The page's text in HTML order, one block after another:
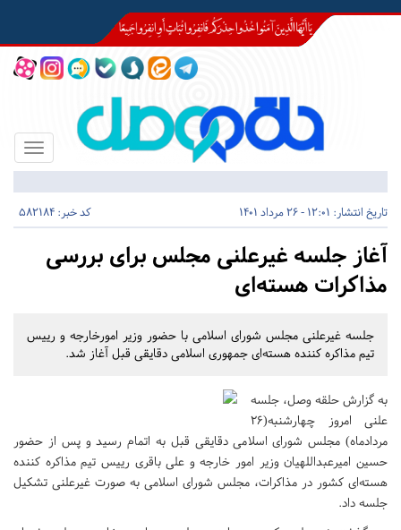
Toggle
تاریخ انتشار: 12:01 - 26 مرداد 1401 کد خبر: 582184
آغاز جلسه غیرعلنی مجلس برای بررسی
مذاکرات هسته‌ای
جلسه غیرعلنی مجلس شورای اسلامی با حضور وزیر امورخارجه و رییس
تیم مذاکره کننده هسته‌ای جمهوری اسلامی دقایقی قبل آغاز شد.
به گزارش حلقه وصل، جلسه
علنی امروز چهارشنبه(۲۶
مردادماه) مجلس شورای اسلامی دقایقی قبل به اتمام رسید و پس از حضور
حسین امیرعبداللهیان وزیر امور خارجه و علی باقری رییس تیم مذاکره کننده
هسته‌ای کشور در مذاکرات، مجلس شورای اسلامی به صورت غیرعلنی تشکیل
جلسه داد.